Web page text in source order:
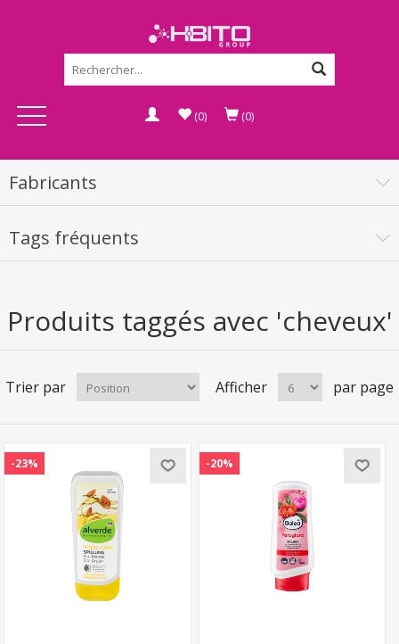
(0) (0)
Fabricants
Tags fréquents
Produits taggés avec 'cheveux'
Trier par Afficher par page
-23% -20%